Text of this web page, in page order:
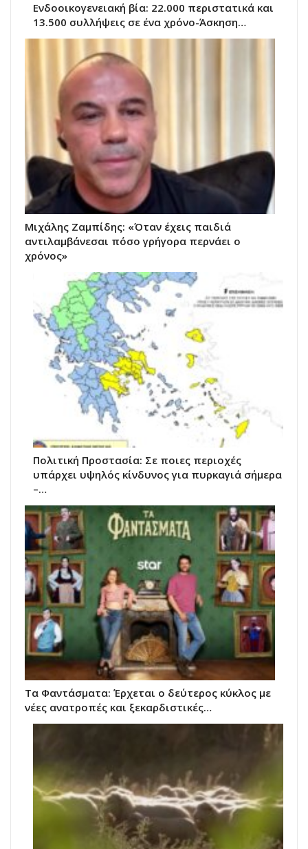
Ενδοοικογενειακή βία: 22.000 περιστατικά και
13.500 συλλήψεις σε ένα χρόνο-Άσκηση…
Μιχάλης Ζαμπίδης: «Όταν έχεις παιδιά
αντιλαμβάνεσαι πόσο γρήγορα περνάει ο
χρόνος»
Πολιτική Προστασία: Σε ποιες περιοχές
υπάρχει υψηλός κίνδυνος για πυρκαγιά σήμερα
–…
Τα Φαντάσματα: Έρχεται ο δεύτερος κύκλος με
νέες ανατροπές και ξεκαρδιστικές…